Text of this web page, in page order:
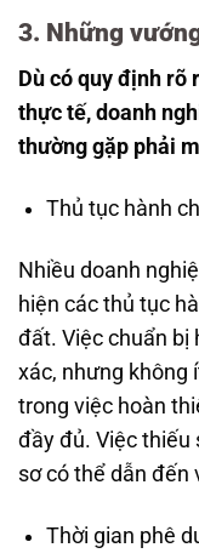
3. Những
Dù có quy định rõ
thực tế, doanh
thường gặp phải
Thủ tục hành
Nhiều doanh
hiện các thủ tục
đất. Việc chuẩn bị
xác, nhưng không
trong việc hoàn
đầy đủ. Việc thiếu
sơ có thể dẫn đến
Thời gian phê